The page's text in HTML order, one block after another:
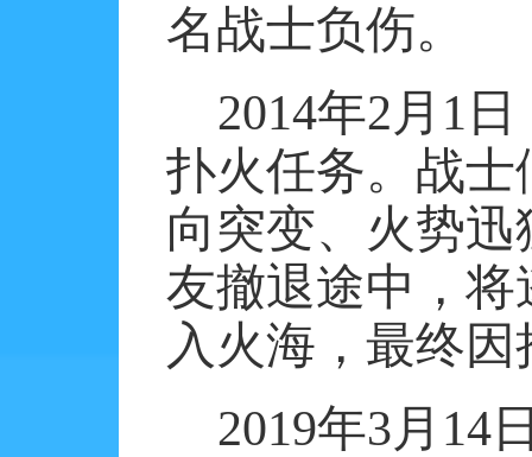
名战士负伤。
2014年2 月 1
扑火任务。战
向突变、火势
友撤退途中，
入火海，最终
2019年3月 14